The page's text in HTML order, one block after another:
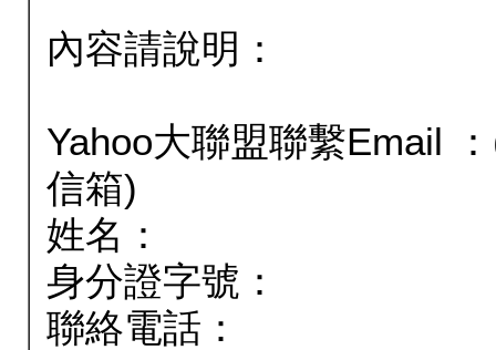
內容請說明：
Yahoo大聯盟聯繫Email
信箱)
姓名：
身分證字號：
聯絡電話：